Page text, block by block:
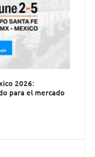
2026:
para el mercado